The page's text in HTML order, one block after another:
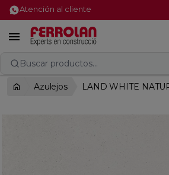
Atención al cliente

Buscar productos...
Azulejos LAND WHITE